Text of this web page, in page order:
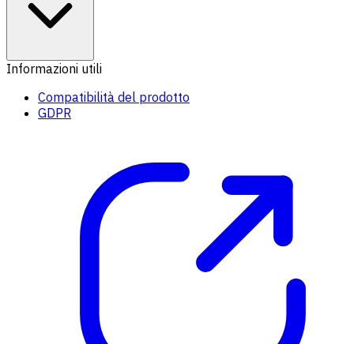
Informazioni utili
Compatibilità del prodotto
GDPR